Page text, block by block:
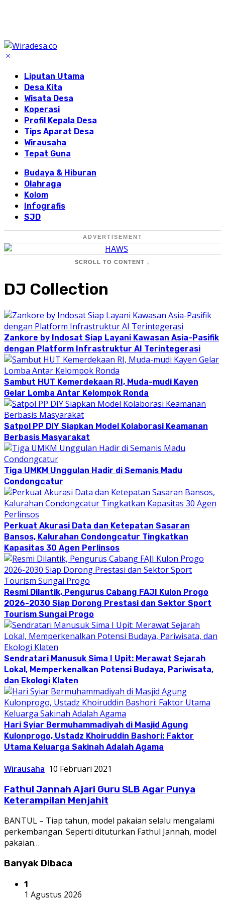
Liputan Utama
Desa Kita
Wisata Desa
Koperasi
Profil Kepala Desa
Tips Aparat Desa
Wirausaha
Tepat Guna
Budaya & Hiburan
Olahraga
Kolom
Infografis
SJD
ADVERTISEMENT
SCROLL TO CONTENT ↓
DJ Collection
Zankore by Indosat Siap Layani Kawasan Asia-Pasifik
dengan Platform Infrastruktur AI Terintegerasi
Sambut HUT Kemerdekaan RI, Muda-mudi Kayen
Gelar Lomba Antar Kelompok Ronda
Satpol PP DIY Siapkan Model Kolaborasi Keamanan
Berbasis Masyarakat
Tiga UMKM Unggulan Hadir di Semanis Madu
Condongcatur
Perkuat Akurasi Data dan Ketepatan Sasaran
Bansos, Kalurahan Condongcatur Tingkatkan
Kapasitas 30 Agen Perlinsos
Resmi Dilantik, Pengurus Cabang FAJI Kulon Progo
2026-2030 Siap Dorong Prestasi dan Sektor Sport
Tourism Sungai Progo
Sendratari Manusuk Sima I Upit: Merawat Sejarah
Lokal, Memperkenalkan Potensi Budaya, Pariwisata,
dan Ekologi Klaten
Hari Syiar Bermuhammadiyah di Masjid Agung
Kulonprogo, Ustadz Khoiruddin Bashori: Faktor
Utama Keluarga Sakinah Adalah Agama
Wirausaha 10 Februari 2021
Fathul Jannah Ajari Guru SLB Agar Punya
Keterampilan Menjahit
BANTUL – Tiap tahun, model pakaian selalu mengalami
perkembangan. Seperti dituturkan Fathul Jannah, model
pakaian…
Banyak Dibaca
1
1 Agustus 2026